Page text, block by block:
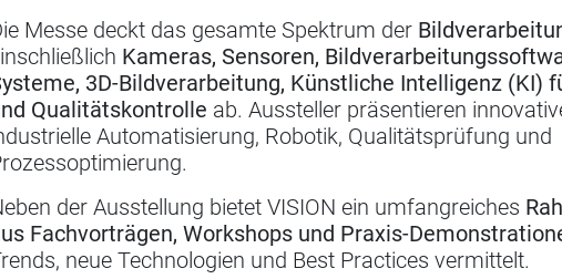
Messe deckt das gesamte Spektrum der
Kameras, Sensoren,
3D-Bildverarbeitung, Künstliche Intelligenz (KI)
Qualitätskontrolle ab. Aussteller präsentieren
Automatisierung, Robotik, Qualitätsprüfung und
der Ausstellung bietet VISION ein umfangreiches
Fachvorträgen, Workshops und Praxis-
neue Technologien und Best Practices vermittelt.